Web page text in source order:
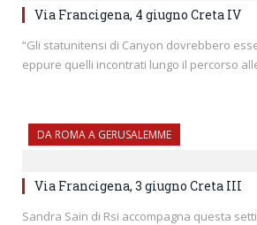
Via Francigena, 4 giugno Creta IV
“Gli statunitensi di Canyon dovrebbero
eppure quelli incontrati lungo il percorso
DA ROMA A GERUSALEMME
Via Francigena, 3 giugno Creta III
Sandra Sain di Rsi accompagna questa